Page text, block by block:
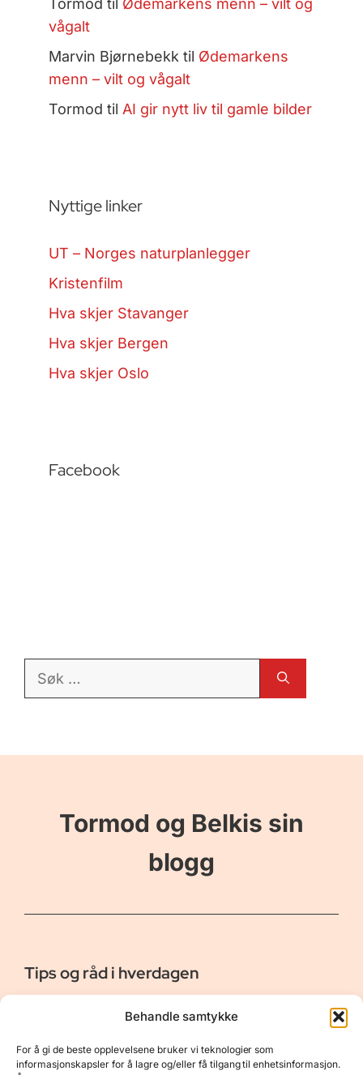
Behandle samtykke
For å gi de beste opplevelsene bruker vi teknologier som
informasjonskapsler for å lagre og/eller få tilgang til enhetsinformasjon.
vågalt
Marvin Bjørnebekk til Ødemarkens
menn – vilt og vågalt
Tormod til AI gir nytt liv til gamle bilder
Nyttige linker
UT – Norges naturplanlegger
Kristenfilm
Hva skjer Stavanger
Hva skjer Bergen
Hva skjer Oslo
Facebook
Søk
Tormod og Belkis sin
blogg
Tips og råd i hverdagen
Er vår bloggside hvor vi ønsker å dele våre opplevelser og
gi deg råd og tips innen reiser, hotell - og restauranter,
naturopplevelser, personlig pleie, data, film og bøker m.m.
Nyttige Linker Resurser